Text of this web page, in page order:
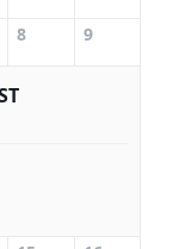
8 9